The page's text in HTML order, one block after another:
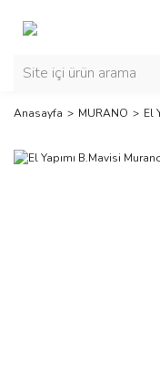
Anasayfa MURANO El